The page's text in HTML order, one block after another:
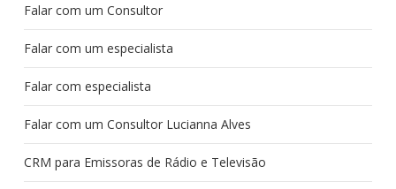
Falar com um Consultor
Falar com um especialista
Falar com especialista
Falar com um Consultor Lucianna Alves
CRM para Emissoras de Rádio e Televisão